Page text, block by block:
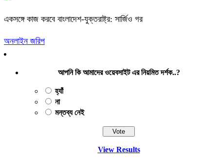
একসঙ্গে কাজ করবে বাংলাদেশ-যুক্তরাষ্ট্র: সার্জিও গর
অনলাইন জরিপ
আপনি কি আমাদের ওয়েবসাইট এর নিয়মিত দর্শক..?
হ্যাঁ
না
মন্তব্য নেই
View Results